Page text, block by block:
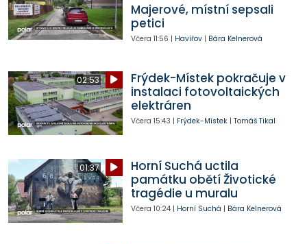
Majerové, místní sepsali
petici
Včera 11:56 | Havířov| Bára Kelnerová
02:53
Frýdek-Místek pokračuje v
instalaci fotovoltaických
elektráren
Včera 15:43 | Frýdek-Místek| Tomáš Tikal
01:37
Horní Suchá uctila
památku obětí Životické
tragédie u muralu
Včera 10:24| Horní Suchá | Bára Kelnerová